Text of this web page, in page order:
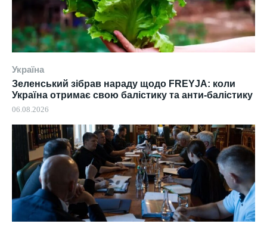
Україна
Зеленський зібрав нараду щодо FREYJA: коли
Україна отримає свою балістику та анти-балістику
06.08.2026